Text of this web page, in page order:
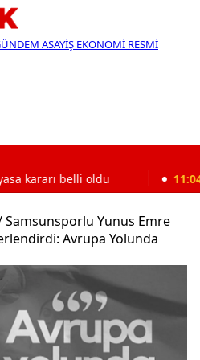
ASAYİŞ EKONOMİ RESMİ
11:04 Eski cihaz sahipleri
Samsunsporlu Yunus Emre
Avrupa Yolunda